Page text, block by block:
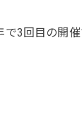
3回目の開催